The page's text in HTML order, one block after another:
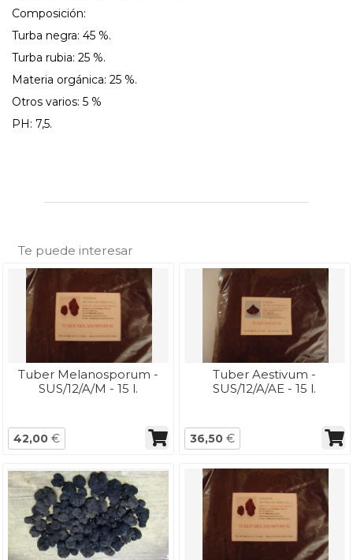
Composición:
Turba negra: 45 %.
Turba rubia: 25 %.
Materia orgánica: 25 %.
Otros varios: 5 %
PH: 7,5.
Te puede interesar
Tuber Melanosporum -
SUS/12/A/M - 15 l.
42,00 €
Tuber Aestivum -
SUS/12/A/AE - 15 l.
36,50 €